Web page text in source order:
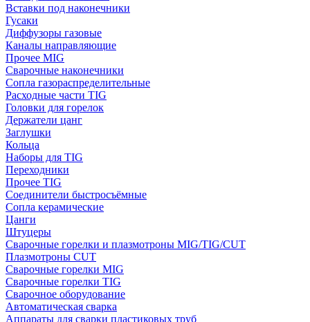
Вставки под наконечники
Гусаки
Диффузоры газовые
Каналы направляющие
Прочее MIG
Сварочные наконечники
Сопла газораспределительные
Расходные части TIG
Головки для горелок
Держатели цанг
Заглушки
Кольца
Наборы для TIG
Переходники
Прочее TIG
Соединители быстросъёмные
Сопла керамические
Цанги
Штуцеры
Сварочные горелки и плазмотроны MIG/TIG/CUT
Плазмотроны CUT
Сварочные горелки MIG
Сварочные горелки TIG
Сварочное оборудование
Автоматическая сварка
Аппараты для сварки пластиковых труб